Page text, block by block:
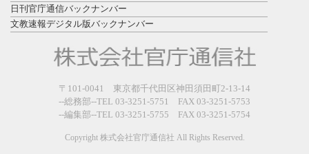
日更新
県警等と大
規模災害時
日刊官庁通信バックナンバー
文教速報デジタル版バックナンバー
〒101-0041 東京都千代田区神田須田町2-13-14
--総務部--TEL 03-3251-5751 FAX 03-3251-5753
--編集部--TEL 03-3251-5755 FAX 03-3251-5754
Copyright 株式会社官庁通信社 All Rights Reserved.